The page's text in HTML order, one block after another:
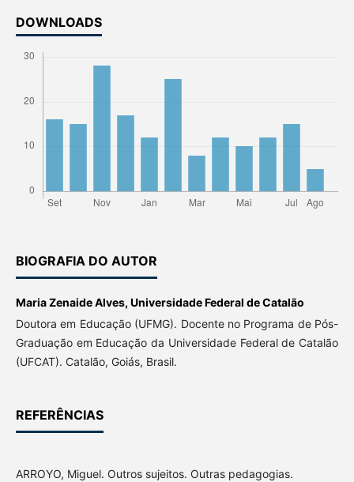
DOWNLOADS
BIOGRAFIA DO AUTOR
Maria Zenaide Alves, Universidade Federal de Catalão
Doutora em Educação (UFMG). Docente no Programa de Pós-
Graduação em Educação da Universidade Federal de Catalão
(UFCAT). Catalão, Goiás, Brasil.
REFERÊNCIAS
ARROYO, Miguel. Outros sujeitos. Outras pedagogias.